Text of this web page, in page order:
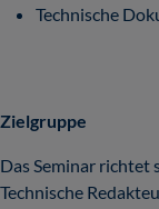
Technische
Zielgruppe
Das Seminar richtet
Technische